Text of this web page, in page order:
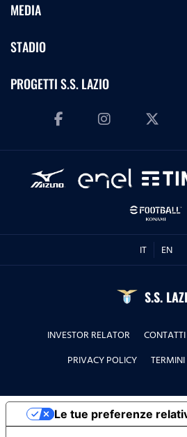
MEDIA
STADIO
PROGETTI S.S. LAZIO
IT EN
S.S.
INVESTOR RELATOR CONTATTI
PRIVACY POLICY
Le tue preferenze